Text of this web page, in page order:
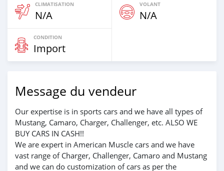
CLIMATISATION
N/A
VOLANT
N/A
CONDITION
Import
Message du vendeur
Our expertise is in sports cars and we have all types of
Mustang, Camaro, Charger, Challenger, etc. ALSO WE
BUY CARS IN CASH!!
We are expert in American Muscle cars and we have
vast range of Charger, Challenger, Camaro and Mustang
and we can do customization of cars as per the